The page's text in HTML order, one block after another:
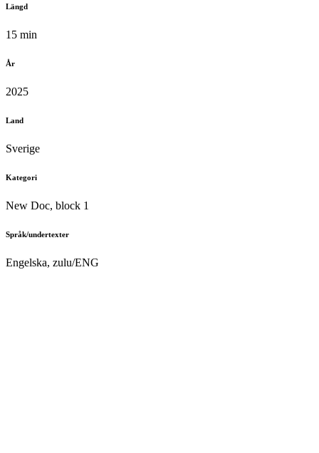
Längd
15 min
År
2025
Land
Sverige
Kategori
New Doc, block 1
Språk/undertexter
Engelska, zulu/ENG